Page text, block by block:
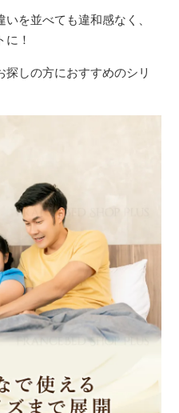
を並べても違和感なく、
！
しの方におすすめのシリ